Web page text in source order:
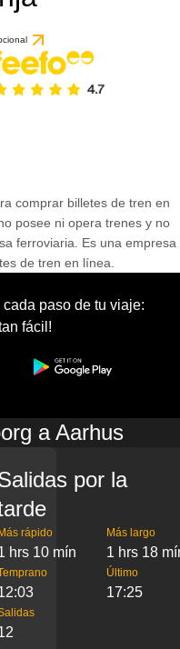
comprar billetes de tren en
posee ni opera trenes y no
ferroviaria. Es una empresa
de tren en línea.
paso de tu viaje:
fácil!
a Aarhus
por la
Más rápido
hrs 10 mín
Más largo
1 hrs 18
Último
17:25